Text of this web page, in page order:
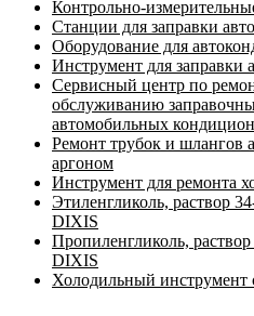
Контрольно-
Станции для заправки
Оборудование для
Инструмент для заправки
Сервисный центр по
обслуживанию
автомобильных
Ремонт трубок и шлангов
аргоном
Инструмент для ремонта
Этиленгликоль, раствор
DIXIS
Пропиленгликоль,
DIXIS
Холодильный инструмент